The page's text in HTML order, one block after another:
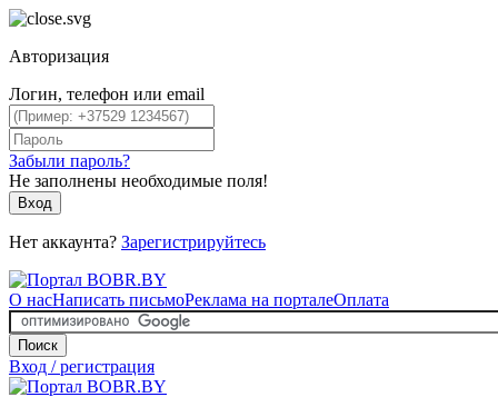
Авторизация
Логин, телефон или email
Забыли пароль?
Не заполнены необходимые поля!
Вход
Нет аккаунта? Зарегистрируйтесь
О насНаписать письмоРеклама на порталеОплата
Поиск
Вход / регистрация